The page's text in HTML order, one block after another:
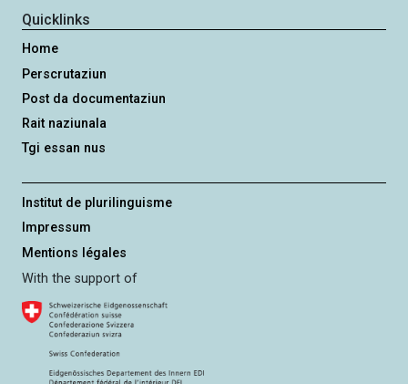
Quicklinks
Home
Perscrutaziun
Post da documentaziun
Rait naziunala
Tgi essan nus
Institut de plurilinguisme
Impressum
Mentions légales
With the support of